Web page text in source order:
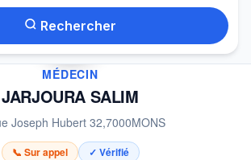
Rechercher
✓
MÉDECIN
JARJOURA SALIM
Joseph Hubert 32,7000MONS
📞 Sur appel ✓ Vérifié